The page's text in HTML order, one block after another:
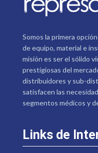
Somos la primera
de equipo, material e
misión es ser el sólido
prestigiosas del
distribuidores y sub-
satisfacen las
segmentos médicos y
Links de